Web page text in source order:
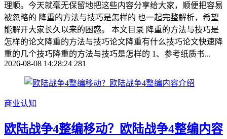
理顺。今天就毫无保留地把这些内容分享给大家，顺便把容易
被忽略的 降重的方法与技巧是怎样的 也一起完整解析，希望
能解开大家长久以来的困惑。 本文目录 降重的方法与技巧是
怎样的论文降重的方法与技巧论文降重有什么技巧论文快速降
重的几个技巧降重的方法与技巧是怎样的 1、参考纸质书...
2026-08-08 14:28:24 281
商业认知
欧陆战争4整编移动？欧陆战争4整编内容